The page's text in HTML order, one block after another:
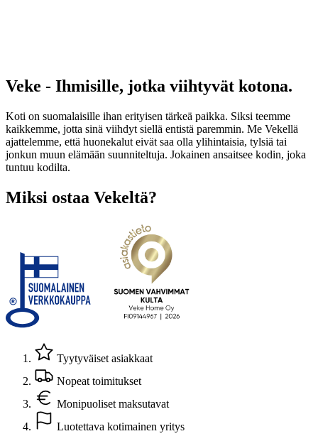
Veke - Ihmisille, jotka viihtyvät kotona.
Koti on suomalaisille ihan erityisen tärkeä paikka. Siksi teemme
kaikkemme, jotta sinä viihdyt siellä entistä paremmin. Me Vekellä
ajattelemme, että huonekalut eivät saa olla ylihintaisia, tylsiä tai
jonkun muun elämään suunniteltuja. Jokainen ansaitsee kodin, joka
tuntuu kodilta.
Miksi ostaa Vekeltä?
Tyytyväiset asiakkaat
Nopeat toimitukset
Monipuoliset maksutavat
Luotettava kotimainen yritys